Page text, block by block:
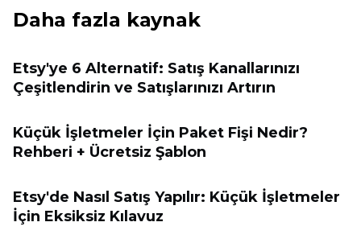
Daha fazla kaynak
Etsy'ye 6 Alternatif: Satış Kanallarınızı
Çeşitlendirin ve Satışlarınızı Artırın
Küçük İşletmeler İçin Paket Fişi Nedir?
Rehberi + Ücretsiz Şablon
Etsy'de Nasıl Satış Yapılır: Küçük İşletmeler
İçin Eksiksiz Kılavuz